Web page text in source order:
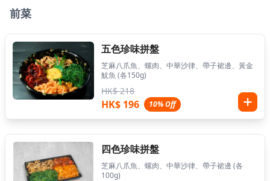
前菜
五色珍味拼盤
芝麻八爪魚、螺肉、中華沙律、帶子裙邊、黃金
魷魚 (各150g)
HK$ 218
HK$ 196 10% Off
四色珍味拼盤
芝麻八爪魚、螺肉、中華沙律、帶子裙邊 (各
100g)